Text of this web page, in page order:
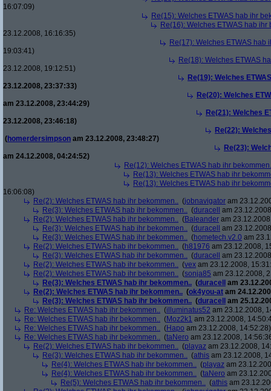
16:07:09)
Re(15): Welches ETWAS hab ihr
Re(16): Welches ETWAS hab ihr
23.12.2008, 16:16:35)
Re(17): Welches ETWAS hab
19:03:41)
Re(18): Welches ETWAS
23.12.2008, 19:12:51)
Re(19): Welches
23.12.2008, 23:37:33)
Re(20): Welches
am 23.12.2008, 23:44:29)
Re(21): Welches
23.12.2008, 23:46:18)
Re(22):
(homerdersimpson am 23.12.2008, 23:48:27)
Re(23):
am 24.12.2008, 04:24:52)
Re(12): Welches ETWAS hab ihr
Re(13): Welches ETWAS hab ihr
Re(13): Welches ETWAS hab ihr
16:06:08)
Re(2): Welches ETWAS hab ihr bekommen.. (jobnavigator am
Re(3): Welches ETWAS hab ihr bekommen.. (duracell
am
Re(2): Welches ETWAS hab ihr bekommen.. (Baleander am
Re(3): Welches ETWAS hab ihr bekommen.. (duracell
am
Re(3): Welches ETWAS hab ihr bekommen.. (hometech.v2.0 am
Re(2): Welches ETWAS hab ihr bekommen.. (h81976 am 23.12.2008,
Re(3): Welches ETWAS hab ihr bekommen.. (duracell
am
Re(2): Welches ETWAS hab ihr bekommen.. (vex am 23.12.2008,
Re(2): Welches ETWAS hab ihr bekommen.. (sonja85 am 23.12.2008,
Re(3): Welches ETWAS hab ihr bekommen.. (duracell
am
Re(2): Welches ETWAS hab ihr bekommen.. (ok4you-at am
Re(3): Welches ETWAS hab ihr bekommen.. (duracell
am
Re: Welches ETWAS hab ihr bekommen.. (illuminatus52 am 23.12.2008,
Re: Welches ETWAS hab ihr bekommen.. (Moz2k1 am 23.12.2008,
Re: Welches ETWAS hab ihr bekommen.. (Hapo am 23.12.2008, 14:52:28)
Re: Welches ETWAS hab ihr bekommen.. (taNero am 23.12.2008,
Re(2): Welches ETWAS hab ihr bekommen.. (playaz am 23.12.2008,
Re(3): Welches ETWAS hab ihr bekommen.. (athis am 23.12.2008,
Re(4): Welches ETWAS hab ihr bekommen.. (playaz am
Re(4): Welches ETWAS hab ihr bekommen.. (taNero am
Re(5): Welches ETWAS hab ihr bekommen.. (athis am